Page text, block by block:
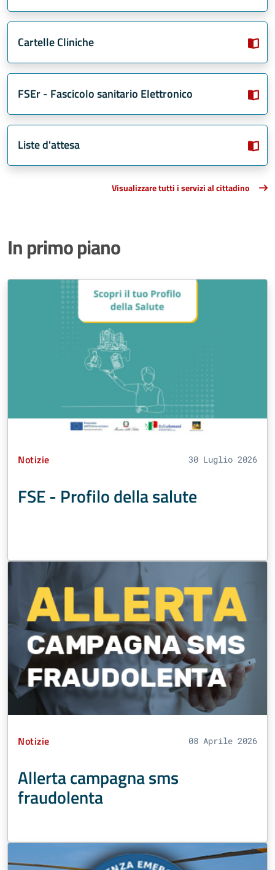
Cartelle Cliniche
FSEr - Fascicolo sanitario Elettronico
Liste d'attesa
Visualizzare tutti i servizi al cittadino
In primo piano
Tipo Contenuto:
Notizie 30 Luglio 2026
FSE - Profilo della salute
Tipo Contenuto:
Notizie 08 Aprile 2026
Allerta campagna sms
fraudolenta